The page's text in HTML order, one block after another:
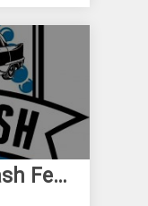
Автомойка Car Wash Festival